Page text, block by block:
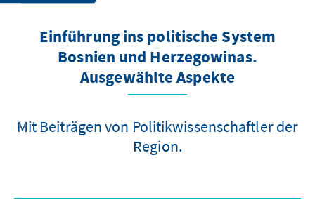
Einführung ins politische System
Bosnien und Herzegowinas.
Ausgewählte Aspekte
Mit Beiträgen von Politikwissenschaftler der
Region.